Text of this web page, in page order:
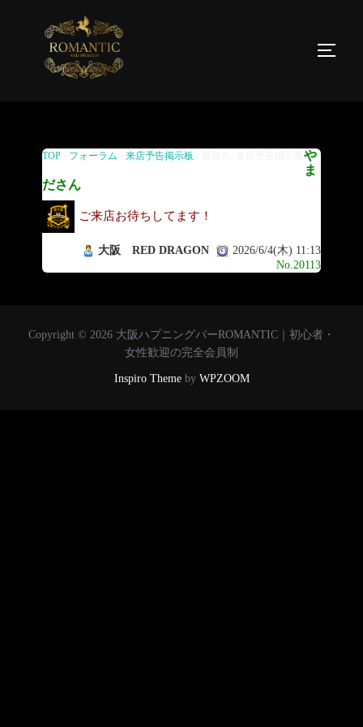
返信先: 来店予告掲示板
TOP フォーラム 来店予告掲示板 返信先: 来店予告掲示板や
ま
ださん
ご来店お待ちしてます！
大阪 RED DRAGON
2026/6/4(木) 11:13
No.20113
Copyright © 2026 大阪ハプニングバーROMANTIC｜初心者・
女性歓迎の完全会員制
Inspiro Themeby WPZOOM